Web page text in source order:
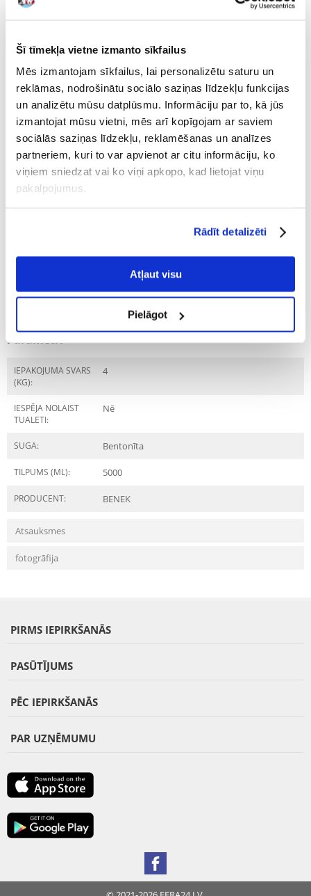
Šī tīmekļa vietne izmanto sīkfailus
Mēs izmantojam sīkfailus, lai personalizētu saturu un
reklāmas, nodrošinātu sociālo saziņas līdzekļu funkcijas
un analizētu mūsu datplūsmu. Informāciju par to, kā jūs
izmantojat mūsu vietni, mēs arī kopīgojam ar saviem
sociālās saziņas līdzekļu, reklamēšanas un analīzes
partneriem, kuri to var apvienot ar citu informāciju, ko
viņiem sniedzat vai ko viņi apkopo, kad lietojat viņu
pakalpojumus.
Rādīt detalizēti
Atļaut visu
Pielāgot
€12.58 (1.26 € / l)
NOSŪTĪŠANA 48 STUNDU LAIKĀ.
Mūsu klienta fotogrāfijasMūsu klienta fotogrāfijas
Produkti komplektā
1 x
BENEK Super Shaggy dabīgi pakaiši garspalvainiem
kaķiem 5 l
(55247)
BENEK Super Shaggy dabīgi pakaiši garspalvainiem
Parametri
IEPAKOJUMA SVARS
(KG):
4
IESPĒJA NOLAIST
TUALETI:
Nē
SUGA: Bentonīta
TILPUMS (ML): 5000
PRODUCENT: BENEK
Atsauksmes
fotogrāfija
PIRMS IEPIRKŠANĀS
PASŪTĪJUMS
PĒC IEPIRKŠANĀS
PAR UZŅĒMUMU